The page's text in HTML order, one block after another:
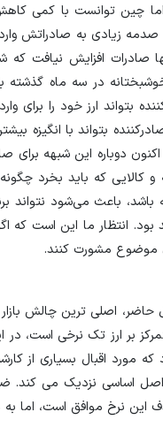
چین توانست با کمی
صدمه زیادی به صادراتش
تنها صادرات افزایش
در سه ماه
بتواند ارز خود را برای
بتواند با انگیزه
دوباره این شبهه برای
و کالایی که باید بخرد
باشد، باعث می‌شود
بود. انتظار ما این است
موضوع مشورت کنند.
حاضر، اصلی ترین چالش
مورد اقبال بسیاری از
اصل اساسی نزدیک می کند.
این نرخ موافق است،